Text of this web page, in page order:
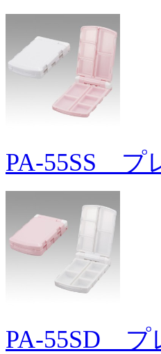
PA-55SS プ
PA-55SD